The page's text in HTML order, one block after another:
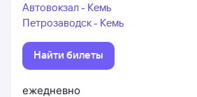
Автовокзал - Кемь
Петрозаводск - Кемь
Найти билеты
ежедневно